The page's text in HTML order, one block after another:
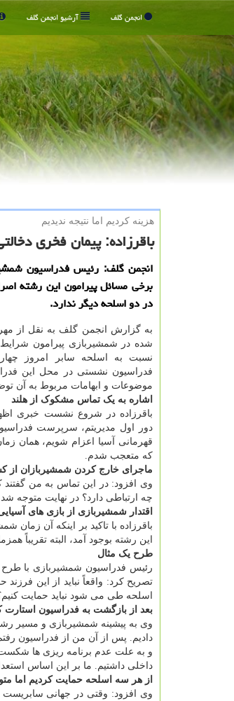
انجمن گلف آرشیو انجمن گلف
هزینه كردیم اما نتیجه ندیدیم
باقرزاده: پیمان فخری
انجمن گلف: رئیس فدراسیون
برخی مسائل پیرامون این رشته
در دو اسلحه دیگر ندارد.
به گزارش انجمن گلف به نقل از
شده در شمشیربازی پیرامون شرایط
نسبت به اسلحه سابر امروز
فدراسیون نشستی در محل این
موضوعات و ابهامات مربوط به آن
اشاره به یک تماس مشکوک از هلند
دور اول مدیریتم، سرپرست
قهرمانی آسیا اعزام شویم، همان
که متعجب شدم.
ماجرای خارج کردن شمشیربازان از
وی افزود: در این تماس به من گفتند
چه ارتباطی دارد؟ در نهایت متوجه
اقتدار شمشیربازی از بازی های آسیایی ۲۰۰۶ شروع
این رشته بوجود آمد، البته تقریباً
طرح یک مثال
رئیس فدراسیون شمشیربازی با
تصریح کرد: واقعاً نباید از این
اسلحه طی می شود نباید حمایت
بعد از بازگشت به فدراسیون استارت
وی به پیشینه شمشیربازی و مسیر
دادیم. پس از آن من از فدراسیون
و به علت عدم برنامه ریزی ها شکست
داخلی داشتیم. ما بر این اساس
از هر سه اسلحه حمایت کردیم اما